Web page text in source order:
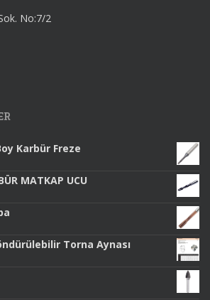
No:7/2
Karbür Freze
MATKAP UCU
Torna Aynası